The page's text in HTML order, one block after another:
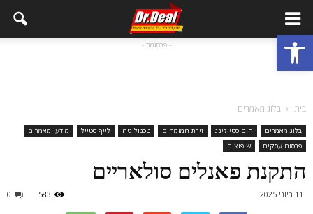
פתח סרגל נגישות - פרסומת -
בית בלוג מאמרים
בלוג מאמרים הום סטיילינג זירת המומחים טכנולוגיה לייף סטייל
מידע ומאמרים
פרסום עסקים
שיפוצים
התקנת פאנלים סולאריים
11 ביוני 2025 0 583